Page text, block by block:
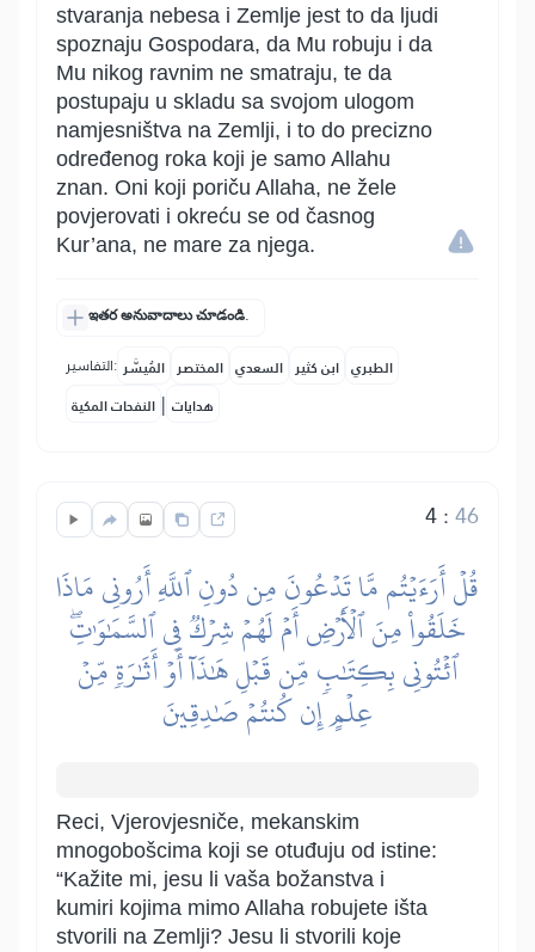
stvaranja nebesa i Zemlje jest to da ljudi
spoznaju Gospodara, da Mu robuju i da
Mu nikog ravnim ne smatraju, te da
postupaju u skladu sa svojom ulogom
namjesništva na Zemlji, i to do precizno
određenog roka koji je samo Allahu
znan. Oni koji poriču Allaha, ne žele
povjerovati i okreću se od časnog
Kur’ana, ne mare za njega.
ఇతర అనువాదాలు చూడండి.
التفاسير: المُيسَّر المختصر السعدي ابن كثير الطبري
النفحات المكية | هدايات
4:46
قُلۡ أَرَءَيۡتُم مَّا تَدۡعُونَ مِن دُونِ ٱللَّهِ أَرُونِي مَاذَا
خَلَقُواْ مِنَ ٱلۡأَرۡضِ أَمۡ لَهُمۡ شِرۡكٞ فِي ٱلسَّمَٰوَٰتِۖ
ٱئۡتُونِي بِكِتَٰبٖ مِّن قَبۡلِ هَٰذَآ أَوۡ أَثَٰرَةٖ مِّنۡ
عِلۡمٍ إِن كُنتُمۡ صَٰدِقِينَ
Reci, Vjerovjesniče, mekanskim
mnogobošcima koji se otuđuju od istine:
“Kažite mi, jesu li vaša božanstva i
kumiri kojima mimo Allaha robujete išta
stvorili na Zemlji? Jesu li stvorili koje